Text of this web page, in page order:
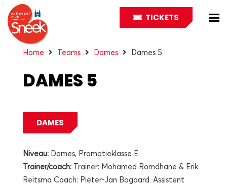
TICKETS
Home Teams Dames Dames 5
DAMES 5
DAMES
Niveau: Dames, Promotieklasse E
Trainer/coach: Trainer: Mohamed Romdhane & Erik
Reitsma Coach: Pieter-Jan Bogaard. Assistent